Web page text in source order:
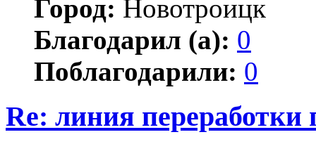
Город: Новотроицк
Благодарил (а): 0
Поблагодарили: 0
Re: линия